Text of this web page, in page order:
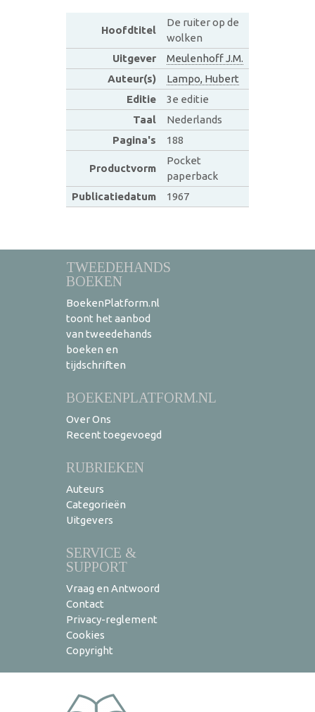
Hoofdtitel
De ruiter op de
wolken
Uitgever
Meulenhoff J.M.
Auteur(s)
Lampo, Hubert
Editie
3e editie
Taal
Nederlands
Pagina's
188
Productvorm
Pocket
paperback
Publicatiedatum
1967
TWEEDEHANDS
BOEKEN
BoekenPlatform.nl
toont het aanbod
van tweedehands
boeken en
tijdschriften
BOEKENPLATFORM.NL
Over Ons
Recent toegevoegd
RUBRIEKEN
Auteurs
Categorieën
Uitgevers
SERVICE &
SUPPORT
Vraag en Antwoord
Contact
Privacy-reglement
Cookies
Copyright